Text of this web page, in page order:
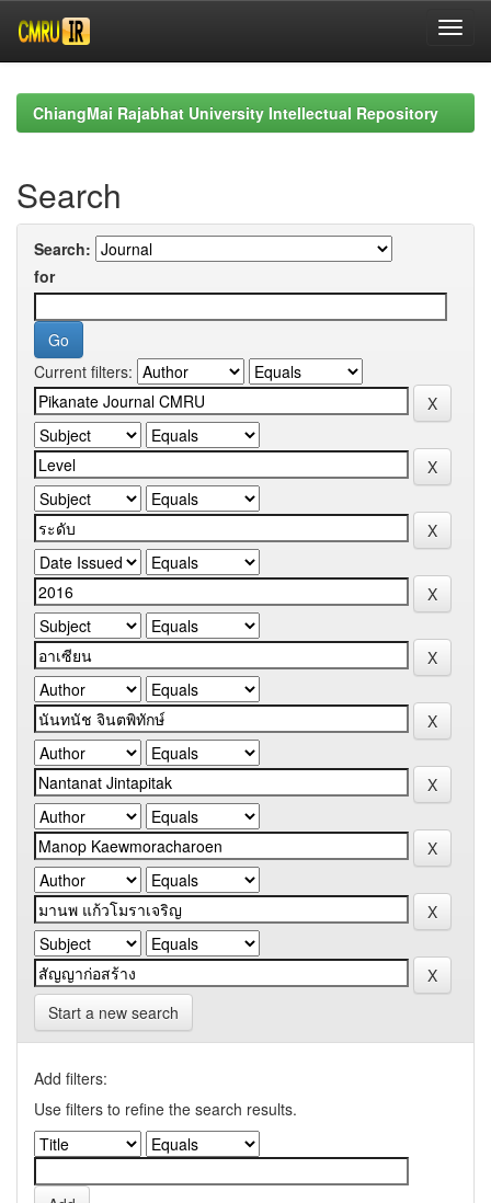
navigationChiangMai Rajabhat University Intellectual Repository
Search
Search:
for
Current filters:
Start a new search
Add filters:
Use filters to refine the search results.